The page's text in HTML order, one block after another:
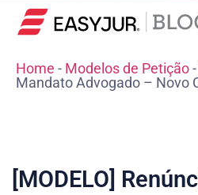
Home - Modelos de Petição-
Mandato Advogado – Novo
[MODELO]